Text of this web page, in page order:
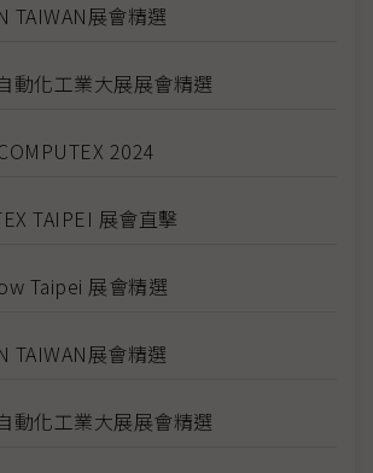
TAIWAN展會精選
動化工業大展展會精選
2024
TAIPEI 展會直擊
Taipei 展會精選
TAIWAN展會精選
動化工業大展展會精選